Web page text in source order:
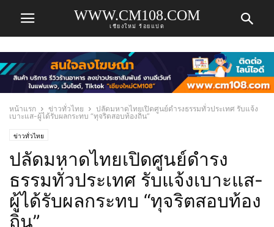
WWW.CM108.COM
เชียงใหม่ ร้อยแปด
หน้าแรก ข่าวทั่วไทย
ปลัดมหาดไทยเปิดศูนย์ดำรงธรรมทั่วประเทศ รับแจ้ง
เบาะแส-ผู้ได้รับผลกระทบ “ทุจริตสอบท้องถิ่น”
ข่าวทั่วไทย
ปลัดมหาดไทยเปิดศูนย์ดำรง
ธรรมทั่วประเทศ รับแจ้งเบาะแส-
ผู้ได้รับผลกระทบ “ทุจริตสอบท้อง
ถิ่น”